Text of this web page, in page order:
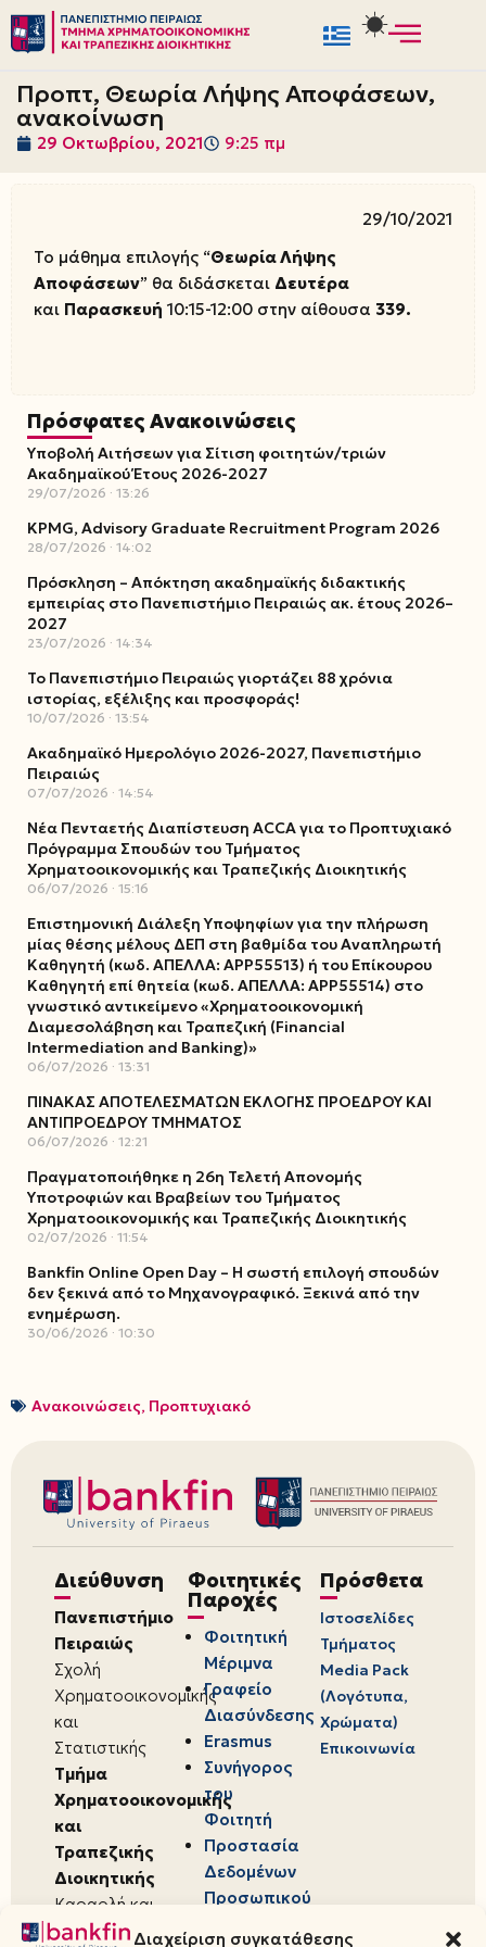
Διαχείριση συγκατάθεσης
Μεταπηδήστε
στο
περιεχόμενο
Προπτ, Θεωρία Λήψης Αποφάσεων,
ανακοίνωση
29 Οκτωβρίου, 2021 9:25 πμ
29/10/2021
Το μάθημα επιλογής “Θεωρία Λήψης
Αποφάσεων” θα διδάσκεται Δευτέρα
και Παρασκευή 10:15-12:00 στην αίθουσα 339.
Πρόσφατες Ανακοινώσεις
Υποβολή Αιτήσεων για Σίτιση φοιτητών/τριών
Ακαδημαϊκού Έτους 2026-2027
29/07/2026 13:26
KPMG, Advisory Graduate Recruitment Program 2026
28/07/2026 14:02
Πρόσκληση – Απόκτηση ακαδημαϊκής διδακτικής
εμπειρίας στο Πανεπιστήμιο Πειραιώς ακ. έτους 2026–
2027
23/07/2026 14:34
Το Πανεπιστήμιο Πειραιώς γιορτάζει 88 χρόνια
ιστορίας, εξέλιξης και προσφοράς!
10/07/2026 13:54
Ακαδημαϊκό Ημερολόγιο 2026-2027, Πανεπιστήμιο
Πειραιώς
07/07/2026 14:54
Νέα Πενταετής Διαπίστευση ACCA για το Προπτυχιακό
Πρόγραμμα Σπουδών του Τμήματος
Χρηματοοικονομικής και Τραπεζικής Διοικητικής
06/07/2026 15:16
Επιστημονική Διάλεξη Υποψηφίων για την πλήρωση
μίας θέσης μέλους ΔΕΠ στη βαθμίδα του Αναπληρωτή
Καθηγητή (κωδ. ΑΠΕΛΛΑ: ΑΡΡ55513) ή του Επίκουρου
Καθηγητή επί θητεία (κωδ. ΑΠΕΛΛΑ: ΑΡΡ55514) στο
γνωστικό αντικείμενο «Χρηματοοικονομική
Διαμεσολάβηση και Τραπεζική (Financial
Intermediation and Banking)»
06/07/2026 13:31
ΠΙΝΑΚΑΣ ΑΠΟΤΕΛΕΣΜΑΤΩΝ ΕΚΛΟΓΗΣ ΠΡΟΕΔΡΟΥ ΚΑΙ
ΑΝΤΙΠΡΟΕΔΡΟΥ ΤΜΗΜΑΤΟΣ
06/07/2026 12:21
Πραγματοποιήθηκε η 26η Τελετή Απονομής
Υποτροφιών και Βραβείων του Τμήματος
Χρηματοοικονομικής και Τραπεζικής Διοικητικής
02/07/2026 11:54
Bankfin Online Open Day – Η σωστή επιλογή σπουδών
δεν ξεκινά από το Μηχανογραφικό. Ξεκινά από την
ενημέρωση.
30/06/2026 10:30
Ανακοινώσεις, Προπτυχιακό
Διεύθυνση
Πανεπιστήμιο
Πειραιώς
Σχολή
Χρηματοοικονομικής
και
Στατιστικής
Τμήμα
Χρηματοοικονομικής
και
Τραπεζικής
Διοικητικής
Καραολή και
Δημητρίου 80,
Φοιτητικές
Παροχές
Φοιτητική
Μέριμνα
Γραφείο
Διασύνδεσης
Erasmus
Συνήγορος
του
Φοιτητή
Προστασία
Δεδομένων
Προσωπικού
Πρόσθετα
Ιστοσελίδες
Τμήματος
Media Pack
(Λογότυπα,
Χρώματα)
Επικοινωνία